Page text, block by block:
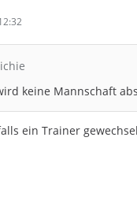
keine Mannschaft
ein Trainer